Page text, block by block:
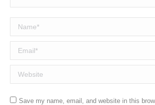
Name *
Email *
Website
Save my name, email, and website in this